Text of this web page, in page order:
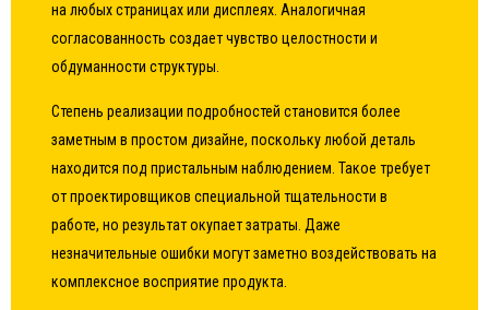
на любых страницах или дисплеях. Аналогичная
согласованность создает чувство целостности и
обдуманности структуры.
Степень реализации подробностей становится более
заметным в простом дизайне, поскольку любой деталь
находится под пристальным наблюдением. Такое требует
от проектировщиков специальной тщательности в
работе, но результат окупает затраты. Даже
незначительные ошибки могут заметно воздействовать на
комплексное восприятие продукта.